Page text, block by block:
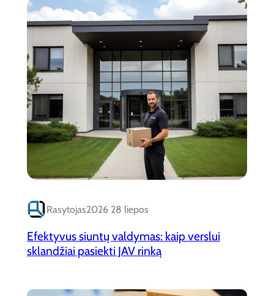
Rasytojas2026 28 liepos
Efektyvus siuntų valdymas: kaip verslui
sklandžiai pasiekti JAV rinką